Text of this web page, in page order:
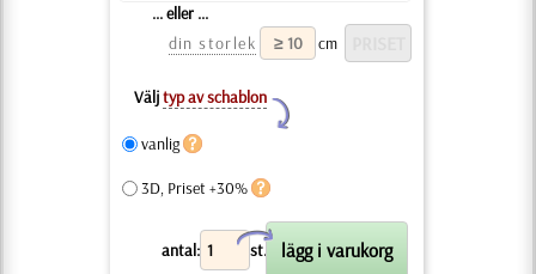
... eller ...
din storlek
cm
Väljtyp av schablon
Y
vanlig
3D, Priset +30%
antal: st.
X